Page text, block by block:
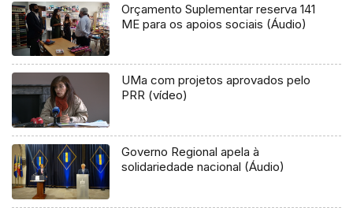
Orçamento Suplementar reserva 141
ME para os apoios sociais (Áudio)
UMa com projetos aprovados pelo
PRR (vídeo)
Governo Regional apela à
solidariedade nacional (Áudio)